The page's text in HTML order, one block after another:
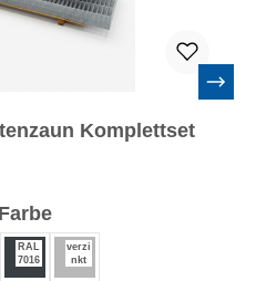
Komplettset
Farbeauswählen
RAL
7016
verzi
nkt